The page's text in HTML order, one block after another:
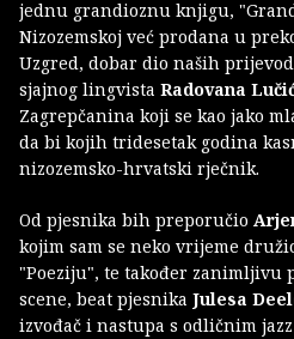
jednu grandioznu knjigu,
Nizozemskoj već prodana u
Uzgred, dobar dio naših
sjajnog lingvista Radovana
Zagrepčanina koji se kao jako
da bi kojih tridesetak godina
nizozemsko-hrvatski rječnik.
Od pjesnika bih preporučio
kojim sam se neko vrijeme
"Poeziju", te također zanimljivu
scene, beat pjesnika Julesa
izvođač i nastupa s odličnim